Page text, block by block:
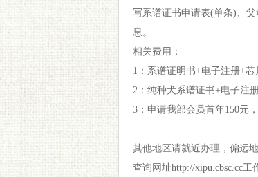
写系谱证书申请表(单条)、
息。
相关费用：
1：系谱证明书+电子注册+芯
2：纯种犬系谱证书+电子注
3：申请我部会员首年150元，
其他地区请就近办理，偏远地
查询网址http://xipu.cbsc.cc工